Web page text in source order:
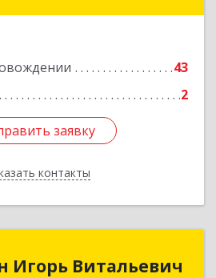
43
2
заявку
контакты
заявку
Назад
Игорь Витальевич